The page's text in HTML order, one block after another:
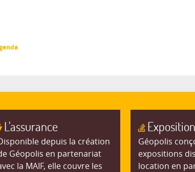
L'assurance
depuis la création
Géopolis en partenariat
la MAIF, elle couvre les
Géopolis
expositions
location en